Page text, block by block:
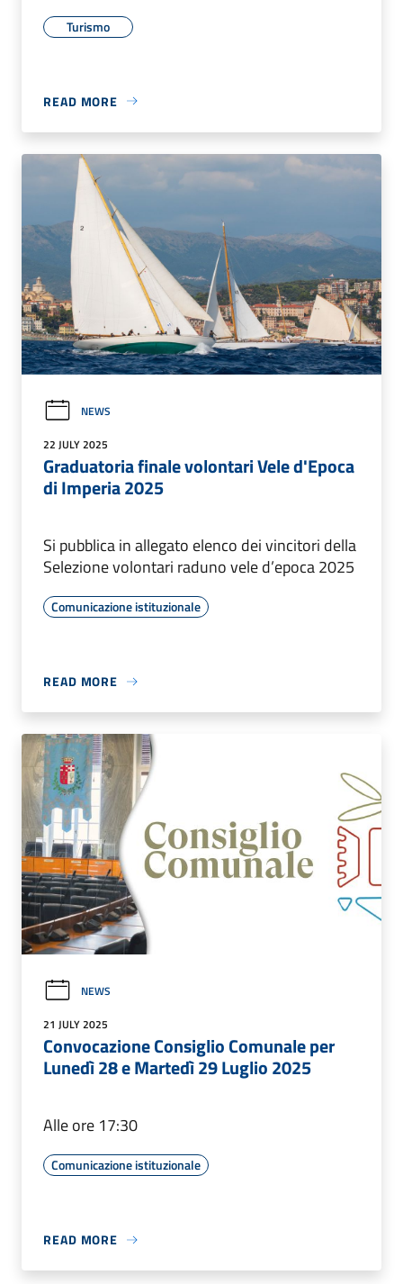
Turismo
READ MORE
NEWS
22 JULY 2025
Graduatoria finale volontari Vele d'Epoca
di Imperia 2025
Si pubblica in allegato elenco dei vincitori della
Selezione volontari raduno vele d’epoca 2025
Comunicazione istituzionale
READ MORE
NEWS
21 JULY 2025
Convocazione Consiglio Comunale per
Lunedì 28 e Martedì 29 Luglio 2025
Alle ore 17:30
Comunicazione istituzionale
READ MORE